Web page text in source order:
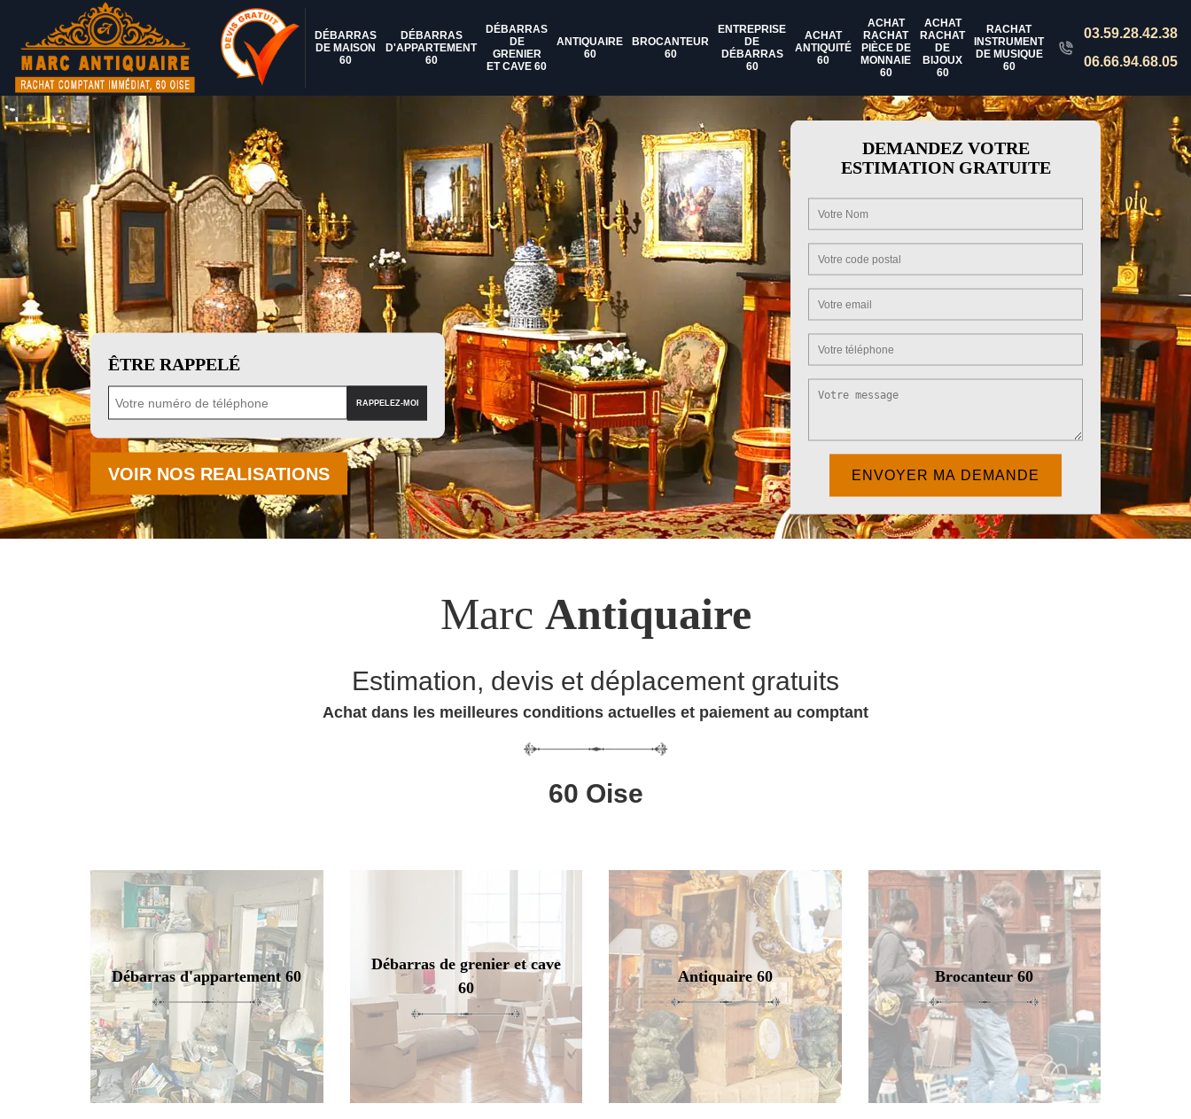
DÉBARRAS
DE MAISON
60
DÉBARRAS
D'APPARTEMENT
60
DÉBARRAS
DE
GRENIER
ET CAVE 60
ANTIQUAIRE
60
BROCANTEUR
60
ENTREPRISE
DE
DÉBARRAS
60
ACHAT
ANTIQUITÉ
60
ACHAT
RACHAT
PIÈCE DE
MONNAIE
60
ACHAT
RACHAT
DE
BIJOUX
60
RACHAT
INSTRUMENT
DE MUSIQUE
60
03.59.28.42.38
06.66.94.68.05
ÊTRE RAPPELÉ
VOIR NOS REALISATIONS
DEMANDEZ VOTRE
ESTIMATION GRATUITE
Marc Antiquaire
Estimation, devis et déplacement gratuits
Achat dans les meilleures conditions actuelles et paiement au comptant
60 Oise
Débarras d'appartement 60
Débarras de grenier et cave
60
Antiquaire 60 Brocanteur 60